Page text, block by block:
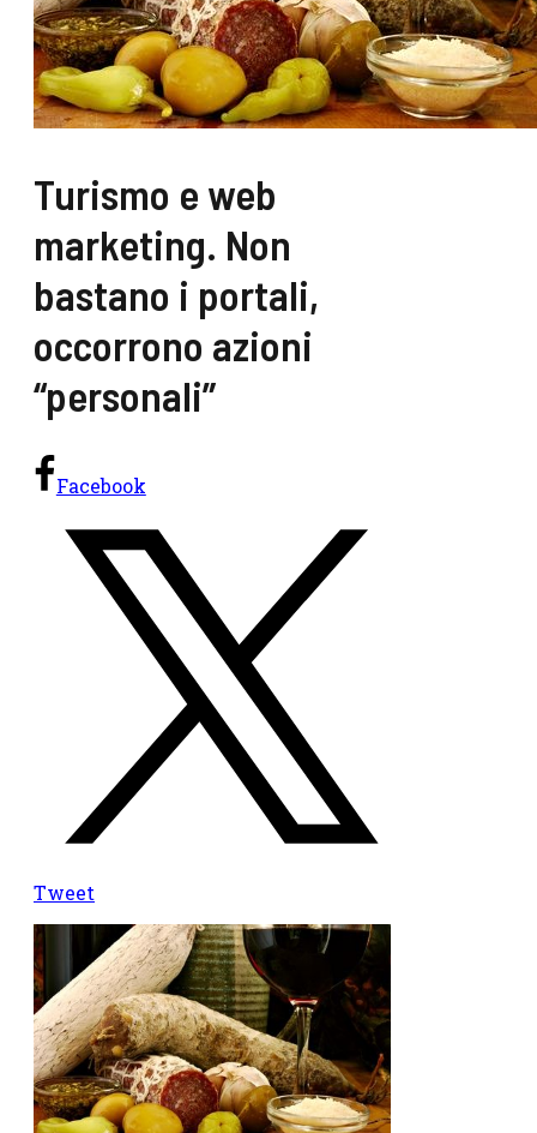
Turismo e web
marketing. Non
bastano i portali,
occorrono azioni
“personali”
Facebook
Tweet